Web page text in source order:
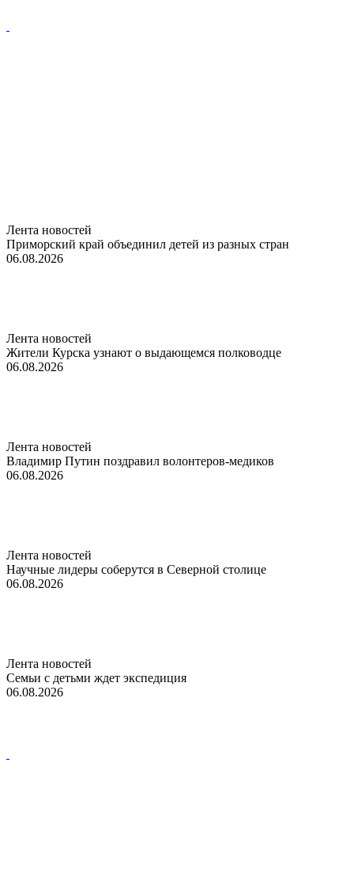
Лента новостей
Приморский край объединил детей из разных стран
06.08.2026
Лента новостей
Жители Курска узнают о выдающемся полководце
06.08.2026
Лента новостей
Владимир Путин поздравил волонтеров-медиков
06.08.2026
Лента новостей
Научные лидеры соберутся в Северной столице
06.08.2026
Лента новостей
Семьи с детьми ждет экспедиция
06.08.2026